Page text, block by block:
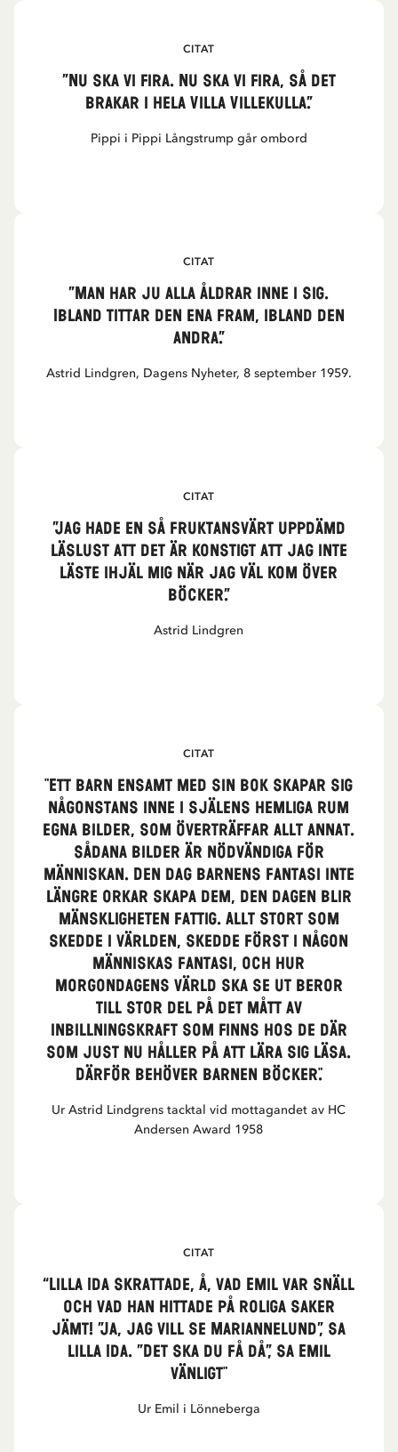
CITAT
”Nu ska vi fira. Nu ska vi fira, så det
brakar i hela Villa Villekulla.”
Pippi i Pippi Långstrump går ombord
CITAT
”Man har ju alla åldrar inne i sig.
Ibland tittar den ena fram, ibland den
andra.”
Astrid Lindgren, Dagens Nyheter, 8 september 1959.
CITAT
”Jag hade en så fruktansvärt uppdämd
läslust att det är konstigt att jag inte
läste ihjäl mig när jag väl kom över
böcker.”
Astrid Lindgren
CITAT
"Ett barn ensamt med sin bok skapar sig
någonstans inne i själens hemliga rum
egna bilder, som överträffar allt annat.
Sådana bilder är nödvändiga för
människan. Den dag barnens fantasi inte
längre orkar skapa dem, den dagen blir
mänskligheten fattig. Allt stort som
skedde i världen, skedde först i någon
människas fantasi, och hur
morgondagens värld ska se ut beror
till stor del på det mått av
inbillningskraft som finns hos de där
som just nu håller på att lära sig läsa.
Därför behöver barnen böcker."
Ur Astrid Lindgrens tacktal vid mottagandet av HC
Andersen Award 1958
CITAT
“Lilla Ida skrattade, å, vad Emil var snäll
och vad han hittade på roliga saker
jämt! ”Ja, jag vill se Mariannelund”, sa
lilla Ida. ”Det ska du få då”, sa Emil
vänligt"
Ur Emil i Lönneberga